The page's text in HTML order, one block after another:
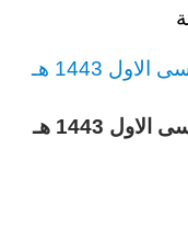
1443 هـ
1443 هـ